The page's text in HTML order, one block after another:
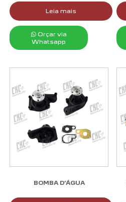
Leia mais
Orçar via
Whatsapp
BOMBA D’ÁGUA